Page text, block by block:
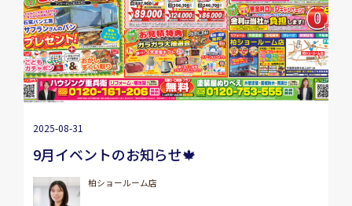
2025-08-31
9月イベントのお知らせ🍁
柏ショールーム店